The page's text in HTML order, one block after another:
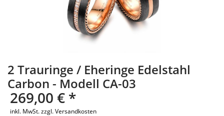
2 Trauringe / Eheringe Edelstahl
Carbon - Modell CA-03
269,00 € *
inkl. MwSt.zzgl. Versandkosten